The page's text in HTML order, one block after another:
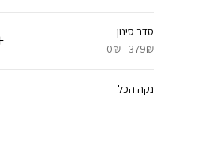
סדר סינון
0₪ - 379₪
נקה הכל